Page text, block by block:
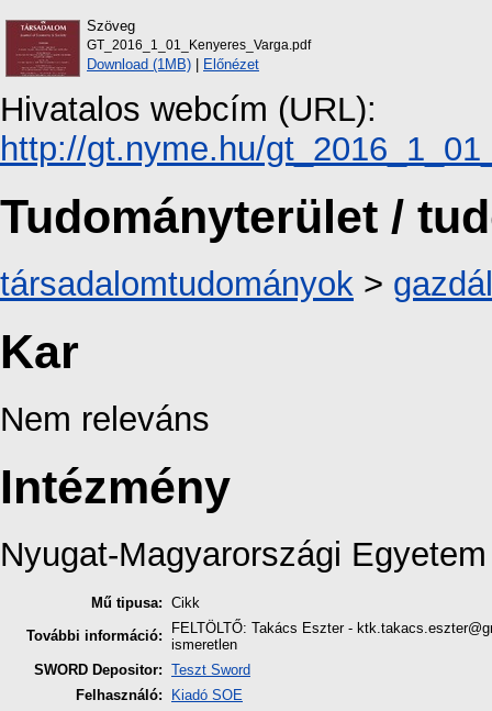
Szöveg
GT_2016_1_01_Kenyeres_Varga.pdf
Download (1MB) | Előnézet
Hivatalos webcím (URL):
http://gt.nyme.hu/
Tudományterület /
társadalomtudományok >
Kar
Nem releváns
Intézmény
Nyugat-Magyarországi Egyetem
Mű tipusa: Cikk
További információ:
FELTÖLTŐ: Takács Eszter -
ismeretlen
SWORD Depositor: Teszt Sword
Felhasználó:
Kiadó SOE